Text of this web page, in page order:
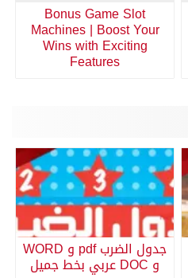
Bonus Game Slot
Machines | Boost Your
Wins with Exciting
Features
جدول الضرب pdf و WORD
و DOC عربي بخط جميل